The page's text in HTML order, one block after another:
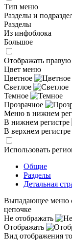
Тип меню
Разделы и
Разделы
Из инфоблока
Большое
Отображать правую
Цвет меню
Цветное
Светлое
Темное
Прозрачное
Меню в нижнем
В нижнем регистре
В верхнем регистре
Использовать
Общие
Разделы
Детальная
Выпадающее меню с
цепочке
Не отображать
Отображать
Вид отображения